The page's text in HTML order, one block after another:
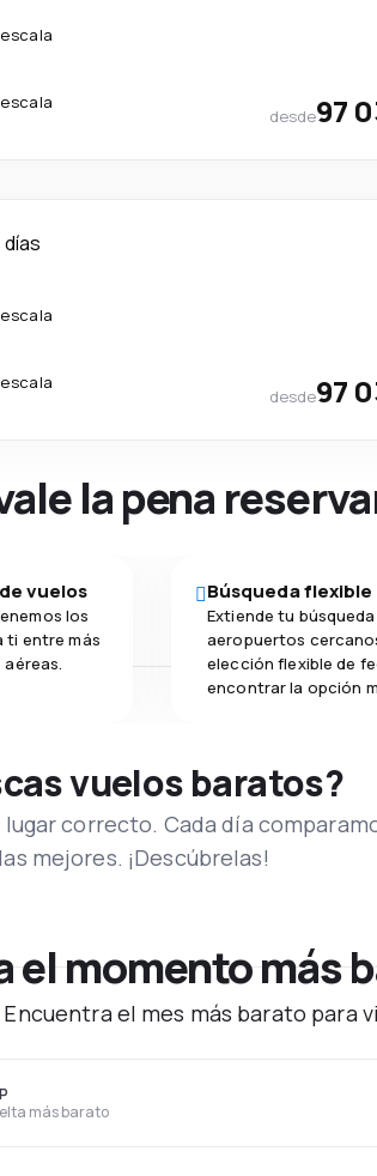
desde97
días
desde97
la pena
vuelos
los
ti entre más
Búsqueda flexible
Extiende tu
aeropuertos
elección flexible de
encontrar la opción
vuelos baratos?
lugar correcto. Cada día
mejores. ¡Descúbrelas!
el momento más
el mes más barato para
más barato